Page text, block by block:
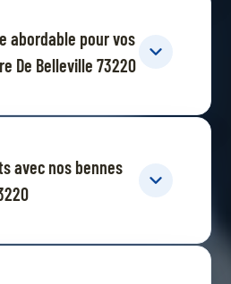
abordable pour vos
De Belleville 73220
avec nos bennes